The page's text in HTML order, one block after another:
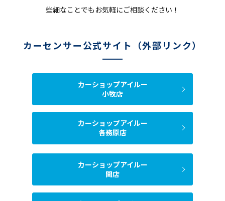
些細なことでもお気軽にご相談ください！
カーセンサー公式サイト（外部リンク）
カーショップアイルー
小牧店
カーショップアイルー
各務原店
カーショップアイルー
関店